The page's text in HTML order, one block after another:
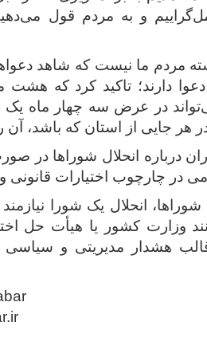
و به مردم قول
مردم ما نیست که شاهد
دارند؛ تاکید کرد که هشت
در عرض سه چهار ماه یک
هر جایی از استان که باشد،
درباره انحلال شوراها در
چارچوب اختیارات قانونی
شوراها، انحلال یک شورا
وزارت کشور یا هیأت حل
قالب هشدار مدیریتی و